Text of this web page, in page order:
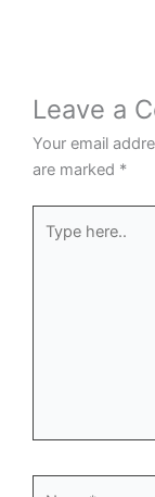
Leave a
Your email
are marked *
here..